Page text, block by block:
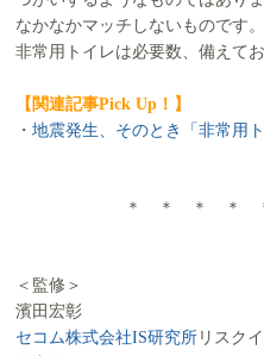
なかなかマッチしないものです。
非常用トイレは必要数、備えて
【関連記事Pick Up！】
・地震発生、そのとき「非常用
＊ ＊ ＊ ＊
＜監修＞
濱田宏彰
セコム株式会社IS研究所 リスク